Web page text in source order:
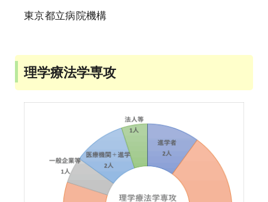
東京都立病院機構
理学療法学専攻